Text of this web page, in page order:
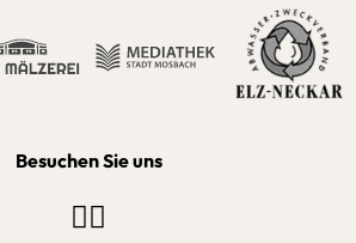
Besuchen Sie uns